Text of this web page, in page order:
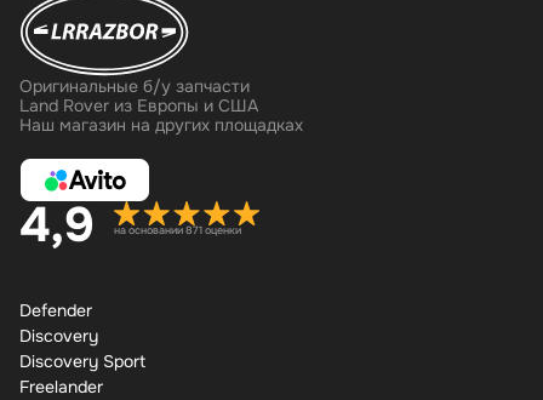
Оригинальные б/у запчасти
Land Rover из Европы и США
Наш магазин на других площадках
4,9 на основании 871 оценки
Defender
Discovery
Discovery Sport
Freelander